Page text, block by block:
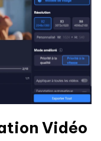
Vidéo